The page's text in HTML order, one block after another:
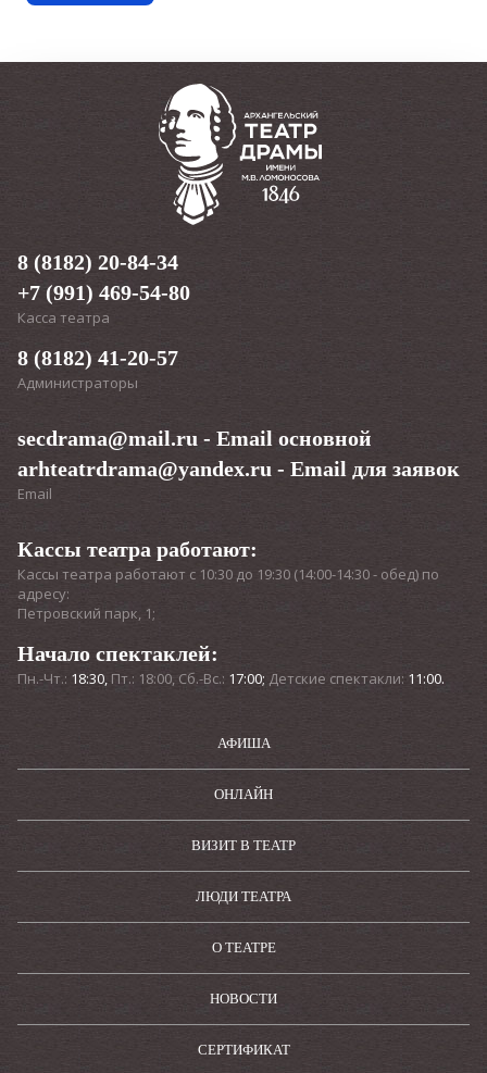
АФИША
ОНЛАЙН
ВИЗИТ В ТЕАТР
ЛЮДИ ТЕАТРА
О ТЕАТРЕ
НОВОСТИ
СЕРТИФИКАТ
8 (8182) 20-84-34
+7 (991) 469-54-80
Касса театра
8 (8182) 41-20-57
Администраторы
secdrama@mail.ru - Email основной
arhteatrdrama@yandex.ru - Email для заявок
Email
Кассы театра работают:
Кассы театра работают с 10:30 до 19:30 (14:00-14:30 - обед) по
адресу:
Петровский парк, 1;
Начало спектаклей:
Пн.-Чт.: 18:30, Пт.: 18:00, Сб.-Вс.: 17:00; Детские спектакли: 11:00.